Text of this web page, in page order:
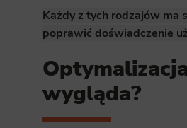
Każdy z tych rodzajów ma
poprawić doświadczenie
wygląda?